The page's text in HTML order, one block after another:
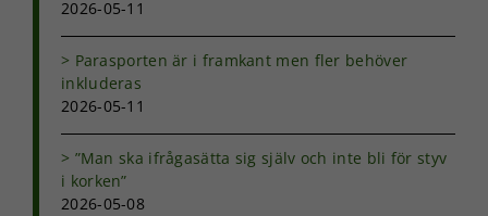
2026-05-11
Parasporten är i framkant men fler behöver
inkluderas
2026-05-11
”Man ska ifrågasätta sig själv och inte bli för styv
i korken”
2026-05-08
chansen att få se
personligt